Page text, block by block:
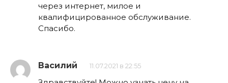
через интернет, милое и
квалифицированное обслуживание.
Спасибо.
Василий 11.07.2021 в 22:55